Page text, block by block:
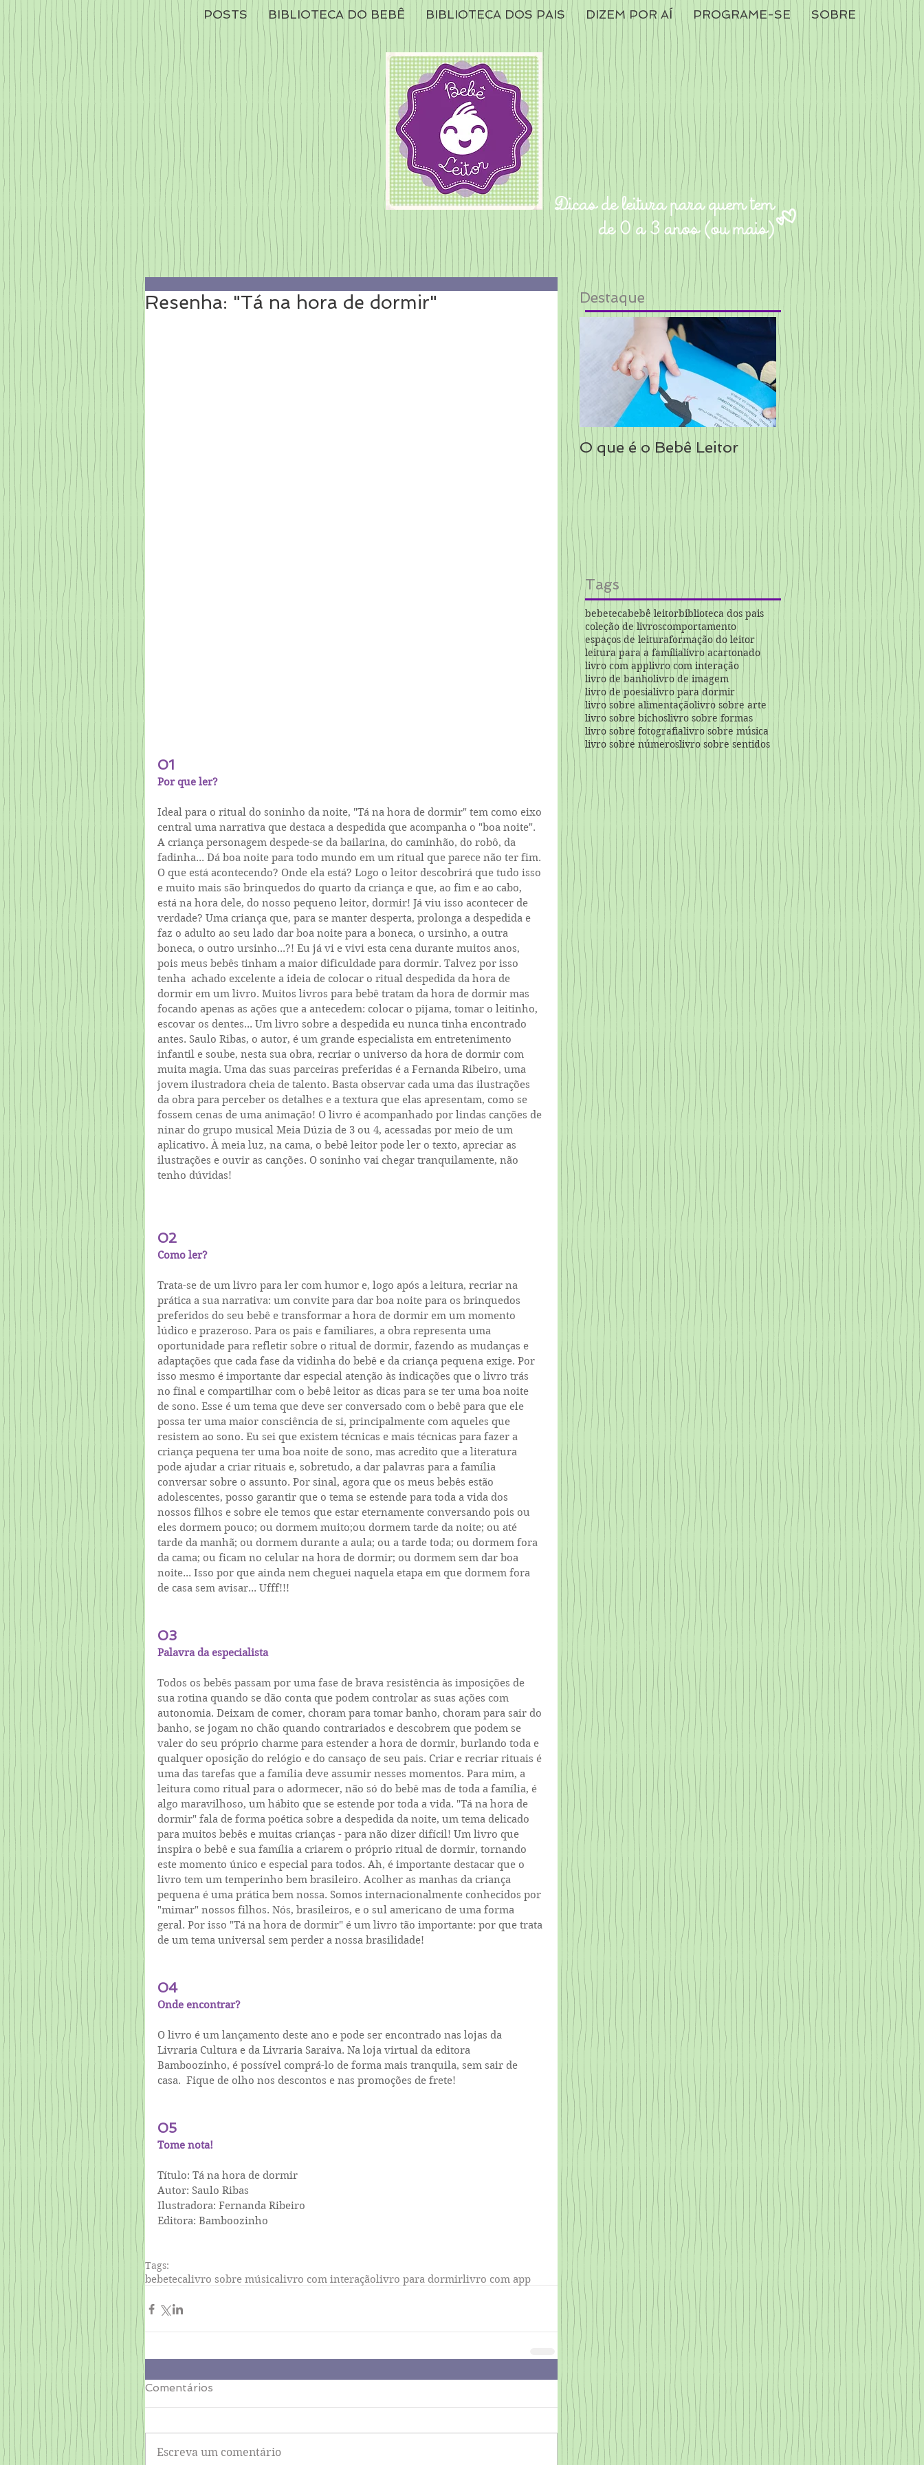
POSTS BIBLIOTECA DO BEBÊ BIBLIOTECA DOS PAIS DIZEM POR AÍ PROGRAME-SE SOBRE
Resenha: "Tá na hora de dormir"
01
Por que ler?
Ideal para o ritual do soninho da noite, "Tá na hora de dormir" tem como eixo
central uma narrativa que destaca a despedida que acompanha o "boa noite".
A criança personagem despede-se da bailarina, do caminhão, do robô, da
fadinha... Dá boa noite para todo mundo em um ritual que parece não ter fim.
O que está acontecendo? Onde ela está? Logo o leitor descobrirá que tudo isso
e muito mais são brinquedos do quarto da criança e que, ao fim e ao cabo,
está na hora dele, do nosso pequeno leitor, dormir! Já viu isso acontecer de
verdade? Uma criança que, para se manter desperta, prolonga a despedida e
faz o adulto ao seu lado dar boa noite para a boneca, o ursinho, a outra
boneca, o outro ursinho...?! Eu já vi e vivi esta cena durante muitos anos,
pois meus bebês tinham a maior dificuldade para dormir. Talvez por isso
tenha  achado excelente a ideia de colocar o ritual despedida da hora de
dormir em um livro. Muitos livros para bebê tratam da hora de dormir mas
focando apenas as ações que a antecedem: colocar o pijama, tomar o leitinho,
escovar os dentes... Um livro sobre a despedida eu nunca tinha encontrado
antes. Saulo Ribas, o autor, é um grande especialista em entretenimento
infantil e soube, nesta sua obra, recriar o universo da hora de dormir com
muita magia. Uma das suas parceiras preferidas é a Fernanda Ribeiro, uma
jovem ilustradora cheia de talento. Basta observar cada uma das ilustrações
da obra para perceber os detalhes e a textura que elas apresentam, como se
fossem cenas de uma animação! O livro é acompanhado por lindas canções de
ninar do grupo musical Meia Dúzia de 3 ou 4, acessadas por meio de um
aplicativo. À meia luz, na cama, o bebê leitor pode ler o texto, apreciar as
ilustrações e ouvir as canções. O soninho vai chegar tranquilamente, não
tenho dúvidas!
02
Como ler?
Trata-se de um livro para ler com humor e, logo após a leitura, recriar na
prática a sua narrativa: um convite para dar boa noite para os brinquedos
preferidos do seu bebê e transformar a hora de dormir em um momento
lúdico e prazeroso. Para os pais e familiares, a obra representa uma
oportunidade para refletir sobre o ritual de dormir, fazendo as mudanças e
adaptações que cada fase da vidinha do bebê e da criança pequena exige. Por
isso mesmo é importante dar especial atenção às indicações que o livro trás
no final e compartilhar com o bebê leitor as dicas para se ter uma boa noite
de sono. Esse é um tema que deve ser conversado com o bebê para que ele
possa ter uma maior consciência de si, principalmente com aqueles que
resistem ao sono. Eu sei que existem técnicas e mais técnicas para fazer a
criança pequena ter uma boa noite de sono, mas acredito que a literatura
pode ajudar a criar rituais e, sobretudo, a dar palavras para a família
conversar sobre o assunto. Por sinal, agora que os meus bebês estão
adolescentes, posso garantir que o tema se estende para toda a vida dos
nossos filhos e sobre ele temos que estar eternamente conversando pois ou
eles dormem pouco; ou dormem muito;ou dormem tarde da noite; ou até
tarde da manhã; ou dormem durante a aula; ou a tarde toda; ou dormem fora
da cama; ou ficam no celular na hora de dormir; ou dormem sem dar boa
noite... Isso por que ainda nem cheguei naquela etapa em que dormem fora
de casa sem avisar... Ufff!!!
03
Palavra da especialista
Todos os bebês passam por uma fase de brava resistência às imposições de
sua rotina quando se dão conta que podem controlar as suas ações com
autonomia. Deixam de comer, choram para tomar banho, choram para sair do
banho, se jogam no chão quando contrariados e descobrem que podem se
valer do seu próprio charme para estender a hora de dormir, burlando toda e
qualquer oposição do relógio e do cansaço de seu pais. Criar e recriar rituais é
uma das tarefas que a família deve assumir nesses momentos. Para mim, a
leitura como ritual para o adormecer, não só do bebê mas de toda a família, é
algo maravilhoso, um hábito que se estende por toda a vida. "Tá na hora de
dormir" fala de forma poética sobre a despedida da noite, um tema delicado
para muitos bebês e muitas crianças - para não dizer difícil! Um livro que
inspira o bebê e sua família a criarem o próprio ritual de dormir, tornando
este momento único e especial para todos. Ah, é importante destacar que o
livro tem um temperinho bem brasileiro. Acolher as manhas da criança
pequena é uma prática bem nossa. Somos internacionalmente conhecidos por
"mimar" nossos filhos. Nós, brasileiros, e o sul americano de uma forma
geral. Por isso "Tá na hora de dormir" é um livro tão importante: por que trata
de um tema universal sem perder a nossa brasilidade!
04
Onde encontrar?
O livro é um lançamento deste ano e pode ser encontrado nas lojas da
Livraria Cultura e da Livraria Saraiva. Na loja virtual da editora
Bamboozinho, é possível comprá-lo de forma mais tranquila, sem sair de
casa.  Fique de olho nos descontos e nas promoções de frete!
05
Tome nota!
Título: Tá na hora de dormir
Autor: Saulo Ribas
Ilustradora: Fernanda Ribeiro
Editora: Bamboozinho
Tags:
bebetecalivro sobre músicalivro com interaçãolivro para dormirlivro com app
Comentários
Escreva um comentário
Destaque
O que é o Bebê Leitor
Tags
bebetecabebê leitorbiblioteca dos pais
coleção de livroscomportamento
espaços de leituraformação do leitor
leitura para a famílialivro acartonado
livro com applivro com interação
livro de banholivro de imagem
livro de poesialivro para dormir
livro sobre alimentaçãolivro sobre arte
livro sobre bichoslivro sobre formas
livro sobre fotografialivro sobre música
livro sobre númeroslivro sobre sentidos